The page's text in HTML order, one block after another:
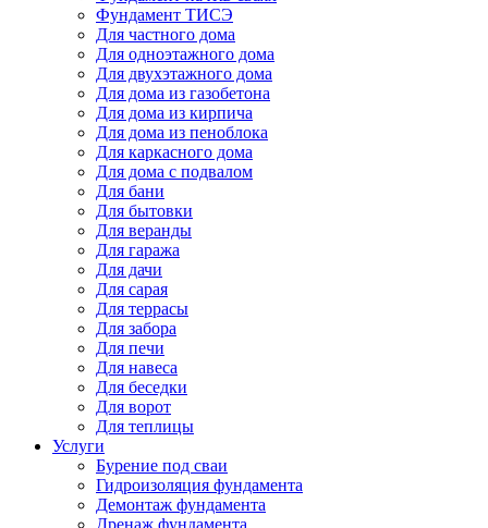
Фундамент ТИСЭ
Для частного дома
Для одноэтажного дома
Для двухэтажного дома
Для дома из газобетона
Для дома из кирпича
Для дома из пеноблока
Для каркасного дома
Для дома с подвалом
Для бани
Для бытовки
Для веранды
Для гаража
Для дачи
Для сарая
Для террасы
Для забора
Для печи
Для навеса
Для беседки
Для ворот
Для теплицы
Услуги
Бурение под сваи
Гидроизоляция фундамента
Демонтаж фундамента
Дренаж фундамента